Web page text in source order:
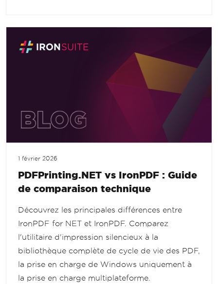
1 février 2026
PDFPrinting.NET vs IronPDF : Guide
de comparaison technique
Découvrez les principales différences entre
IronPDF for NET et IronPDF. Comparez
l'utilitaire d'impression silencieux à la
bibliothèque complète de cycle de vie des PDF,
la prise en charge de Windows uniquement à
la prise en charge multiplateforme.